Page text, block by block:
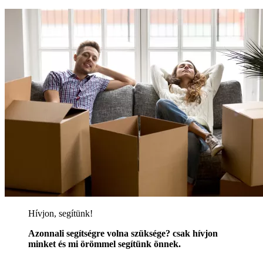
Hívjon, segítünk!
Azonnali segítségre volna szüksége? csak hívjon
minket és mi örömmel segítünk önnek.